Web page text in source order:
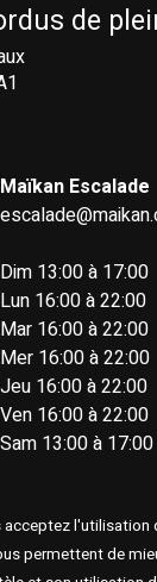
de
Maïkan Escalade
Dim 13:00 à 17:00
Lun 16:00 à 22:00
Mar 16:00 à 22:00
Mer 16:00 à 22:00
Jeu 16:00 à 22:00
Ven 16:00 à 22:00
Sam 13:00 à 17:00
acceptez l'utilisation
permettent de